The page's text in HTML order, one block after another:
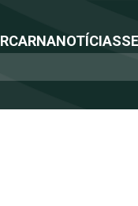
RCARNANOTÍCIAS